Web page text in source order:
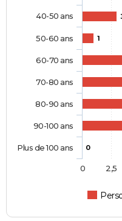
1
0
40-50 ans
50-60 ans
60-70 ans
70-80 ans
80-90 ans
90-100 ans
Plus de 100 ans
0 2,5